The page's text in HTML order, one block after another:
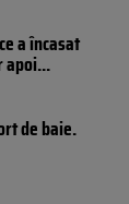
a încasat
apoi...
de baie.